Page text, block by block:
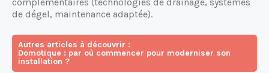
de dégel, maintenance adaptée).
Autres articles à découvrir :
Domotique : par où commencer pour moderniser son
installation ?